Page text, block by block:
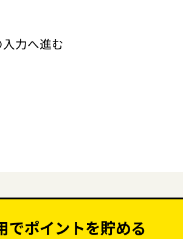
力へ進む
でポイントを貯める